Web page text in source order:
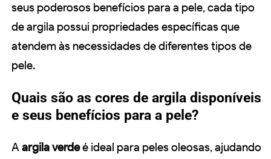
seus poderosos benefícios para a pele, cada tipo
de argila possui propriedades específicas que
atendem às necessidades de diferentes tipos de
pele.
Quais são as cores de argila disponíveis
e seus benefícios para a pele?
Aargila verdeé ideal para peles oleosas, ajudando